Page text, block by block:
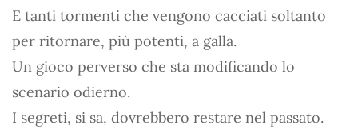
E tanti tormenti che vengono cacciati soltanto
per ritornare, più potenti, a galla.
Un gioco perverso che sta modificando lo
scenario odierno.
I segreti, si sa, dovrebbero restare nel passato.